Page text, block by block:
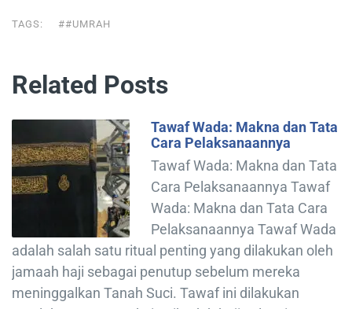
TAGS: ##UMRAH
Related Posts
Tawaf Wada: Makna dan Tata
Cara Pelaksanaannya
Tawaf Wada: Makna dan Tata
Cara Pelaksanaannya Tawaf
Wada: Makna dan Tata Cara
Pelaksanaannya Tawaf Wada
adalah salah satu ritual penting yang dilakukan oleh
jamaah haji sebagai penutup sebelum mereka
meninggalkan Tanah Suci. Tawaf ini dilakukan